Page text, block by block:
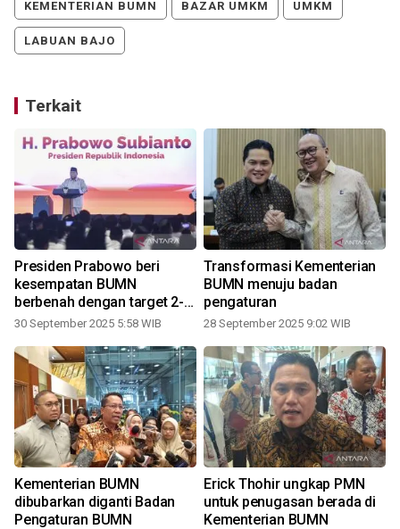
KEMENTERIAN BUMN BAZAR UMKM UMKM
LABUAN BAJO
Terkait
Presiden Prabowo beri
kesempatan BUMN
berbenah dengan target 2-3
tahun
30 September 2025 5:58 WIB
Transformasi Kementerian
BUMN menuju badan
pengaturan
28 September 2025 9:02 WIB
Kementerian BUMN
dibubarkan diganti Badan
Pengaturan BUMN
Erick Thohir ungkap PMN
untuk penugasan berada di
Kementerian BUMN